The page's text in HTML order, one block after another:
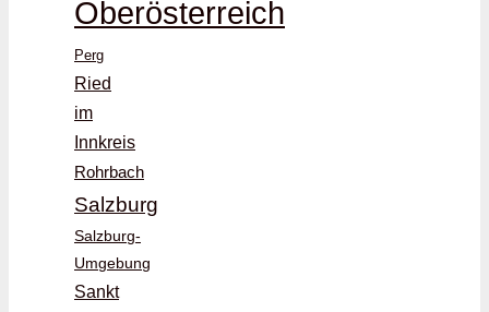
Oberösterreich
Perg
Ried
im
Innkreis
Rohrbach
Salzburg
Salzburg-
Umgebung
Sankt